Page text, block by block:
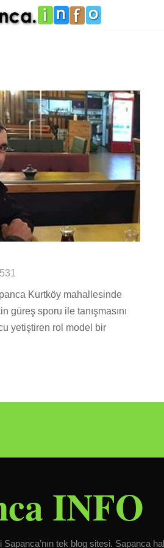
Kurtköy mahallesinde
güreş sporu ile tanışmasını
yetiştiren rol model bir
INFO
tek blog sitesi. Sapanca